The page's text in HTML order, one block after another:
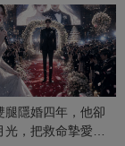
腿隱婚四年，他卻
，把救命摯愛當